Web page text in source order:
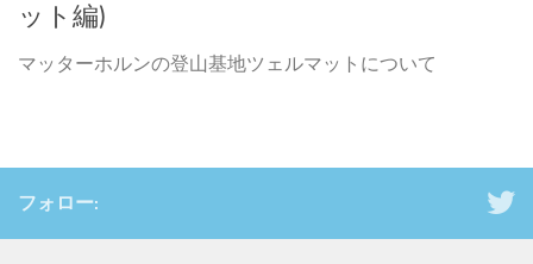
ット編)
マッターホルンの登山基地ツェルマットについて
フォロー: